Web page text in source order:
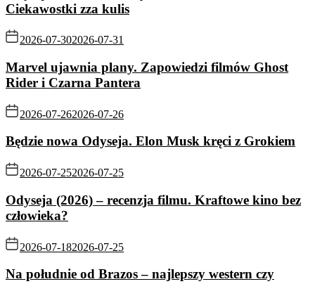
Ciekawostki zza kulis
2026-07-302026-07-31
Marvel ujawnia plany. Zapowiedzi filmów Ghost
Rider i Czarna Pantera
2026-07-262026-07-26
Będzie nowa Odyseja. Elon Musk kręci z Grokiem
2026-07-252026-07-25
Odyseja (2026) – recenzja filmu. Kraftowe kino bez
człowieka?
2026-07-182026-07-25
Na południe od Brazos – najlepszy western czy